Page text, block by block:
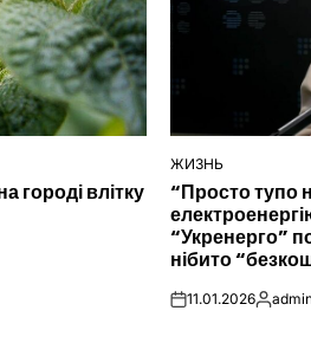
городі влітку
ОПУБЛІКУВАТИ
У
ЖИЗНЬ
“Просто тупо
“Укренерго”
нібито
on11.01.2026